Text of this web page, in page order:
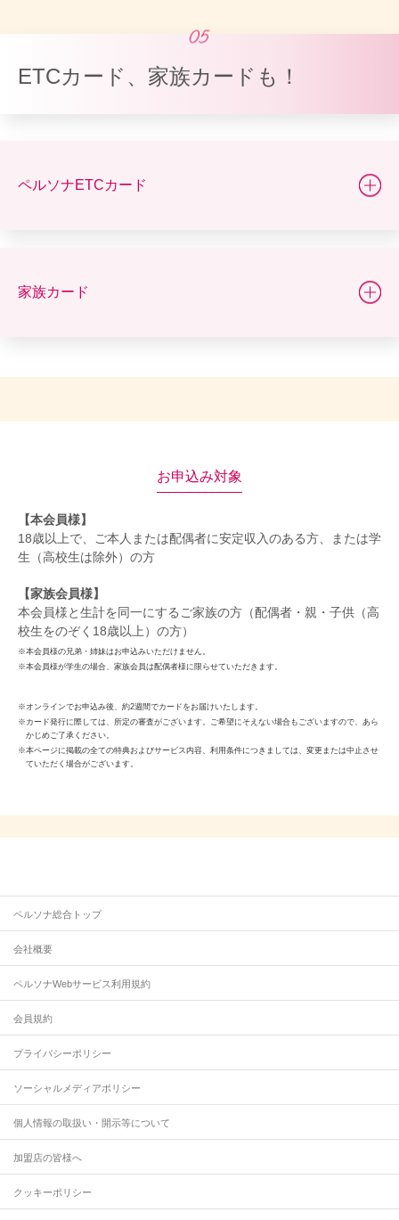
ETCカード、家族カードも！
ペルソナETCカード
家族カード
お申込み対象
【本会員様】
18歳以上で、ご本人または配偶者に安定収入のある方、または学
生（高校生は除外）の方
【家族会員様】
本会員様と生計を同一にするご家族の方（配偶者・親・子供（高
校生をのぞく18歳以上）の方）
本会員様の兄弟・姉妹はお申込みいただけません。
本会員様が学生の場合、家族会員は配偶者様に限らせていただきます。
オンラインでお申込み後、約2週間でカードをお届けいたします。
カード発行に際しては、所定の審査がございます。ご希望にそえない場合もございますので、あら
かじめご了承ください。
本ページに掲載の全ての特典およびサービス内容、利用条件につきましては、変更または中止させ
ていただく場合がございます。
ペルソナ総合トップ
会社概要
ペルソナWebサービス利用規約
会員規約
プライバシーポリシー
ソーシャルメディアポリシー
個人情報の取扱い・開示等について
加盟店の皆様へ
クッキーポリシー